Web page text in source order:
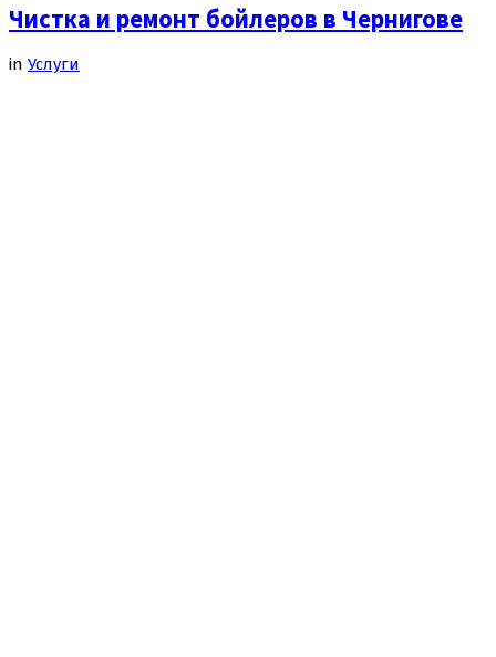
Чистка и ремонт бойлеров в Чернигове
in Услуги